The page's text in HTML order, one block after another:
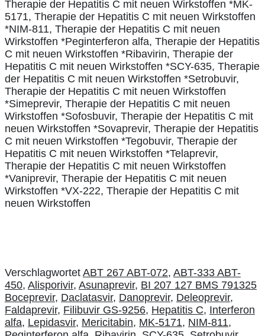
Therapie der Hepatitis C mit neuen Wirkstoffen *MK-
5171, Therapie der Hepatitis C mit neuen Wirkstoffen
*NIM-811, Therapie der Hepatitis C mit neuen
Wirkstoffen *Peginterferon alfa, Therapie der Hepatitis
C mit neuen Wirkstoffen *Ribavirin, Therapie der
Hepatitis C mit neuen Wirkstoffen *SCY-635, Therapie
der Hepatitis C mit neuen Wirkstoffen *Setrobuvir,
Therapie der Hepatitis C mit neuen Wirkstoffen
*Simeprevir, Therapie der Hepatitis C mit neuen
Wirkstoffen *Sofosbuvir, Therapie der Hepatitis C mit
neuen Wirkstoffen *Sovaprevir, Therapie der Hepatitis
C mit neuen Wirkstoffen *Tegobuvir, Therapie der
Hepatitis C mit neuen Wirkstoffen *Telaprevir,
Therapie der Hepatitis C mit neuen Wirkstoffen
*Vaniprevir, Therapie der Hepatitis C mit neuen
Wirkstoffen *VX-222, Therapie der Hepatitis C mit
neuen Wirkstoffen
Verschlagwortet ABT 267 ABT-072, ABT-333 ABT-
450, Alisporivir, Asunaprevir, BI 207 127 BMS 791325
Boceprevir, Daclatasvir, Danoprevir, Deleoprevir,
Faldaprevir, Filibuvir GS-9256, Hepatitis C, Interferon
alfa, Lepidasvir, Mericitabin, MK-5171, NIM-811,